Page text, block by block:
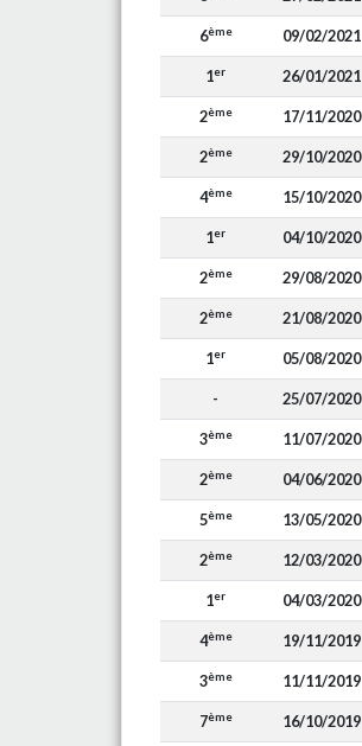
6ème 09/02/2021
1er 26/01/2021
2ème 17/11/2020
2ème 29/10/2020
4ème 15/10/2020
1er 04/10/2020
2ème 29/08/2020
2ème 21/08/2020
1er 05/08/2020
- 25/07/2020
3ème 11/07/2020
2ème 04/06/2020
5ème 13/05/2020
2ème 12/03/2020
1er 04/03/2020
4ème 19/11/2019
3ème 11/11/2019
7ème 16/10/2019